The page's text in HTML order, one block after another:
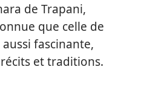
de Trapani,
que celle de
fascinante,
et traditions.